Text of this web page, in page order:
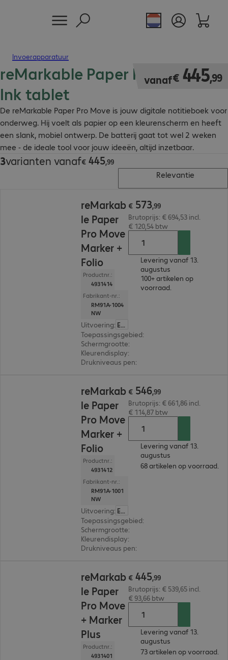
Invoerapparatuur
reMarkable Paper Pro Move E-
Ink tablet
De reMarkable Paper Pro Move is jouw digitale notitieboek voor
onderweg. Hij voelt als papier op een kleurenscherm en heeft
een slank, mobiel ontwerp. De batterij gaat tot wel 2 weken
mee - de ideale tool voor jouw ideeën, altijd inzetbaar.
vanaf€ 445,99
€ 445,99
3varianten vanaf€ 445,99
€ 445,99
Relevantie
reMarkab
le Paper
Pro Move
Marker +
Folio
Productnr.:
4931414
Fabrikant-nr.:
RM91A-1004
NW
Uitvoering: Europa
Toepassingsgebied:
Schermgrootte:
Kleurendisplay:
Drukniveaus pen:
€ 573,99
Brutoprijs: € 694,53 incl.
€ 120,54 btw
Levering vanaf 13.
augustus
100+ artikelen op
voorraad.
reMarkab
le Paper
Pro Move
Marker +
Folio
Productnr.:
4931412
Fabrikant-nr.:
RM91A-1001
NW
Uitvoering: Europa
Toepassingsgebied:
Schermgrootte:
Kleurendisplay:
Drukniveaus pen:
€ 546,99
Brutoprijs: € 661,86 incl.
€ 114,87 btw
Levering vanaf 13.
augustus
68 artikelen op voorraad.
reMarkab
le Paper
Pro Move
+ Marker
Plus
Productnr.:
4931401
€ 445,99
Brutoprijs: € 539,65 incl.
€ 93,66 btw
Levering vanaf 13.
augustus
73 artikelen op voorraad.